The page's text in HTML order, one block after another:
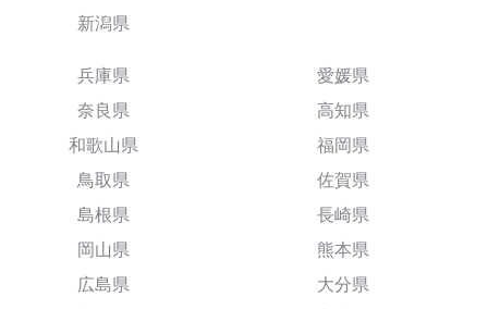
新潟県
兵庫県
奈良県
和歌山県
鳥取県
島根県
岡山県
広島県
愛媛県
高知県
福岡県
佐賀県
長崎県
熊本県
大分県